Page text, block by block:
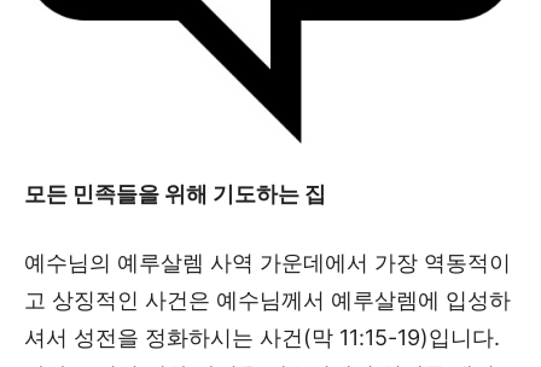
모든 민족들을 위해 기도하는 집
예수님의 예루살렘 사역 가운데에서 가장 역동적이
고 상징적인 사건은 예수님께서 예루살렘에 입성하
셔서 성전을 정화하시는 사건(막 11:15-19)입니다.